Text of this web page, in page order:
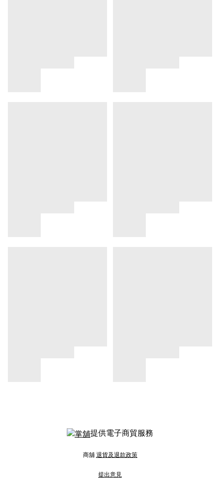
提供電子商貿服務
商舖 退貨及退款政策
提出意見